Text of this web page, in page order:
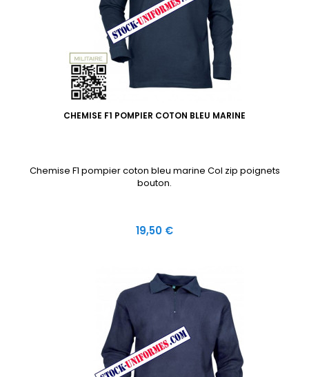
CHEMISE F1 POMPIER COTON BLEU MARINE
Chemise F1 pompier coton bleu marine Col zip poignets
bouton.
Prix
19,50 €